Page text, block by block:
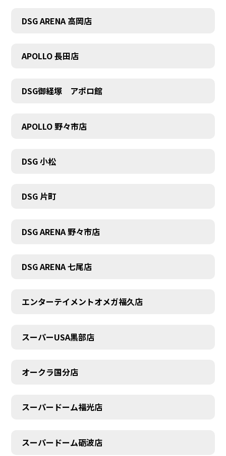
DSG ARENA 高岡店
APOLLO 長田店
DSG御経塚 アポロ館
APOLLO 野々市店
DSG 小松
DSG 片町
DSG ARENA 野々市店
DSG ARENA 七尾店
エンターテイメントオメガ福久店
スーパーUSA黒部店
オークラ国分店
スーパードーム福光店
スーパードーム砺波店